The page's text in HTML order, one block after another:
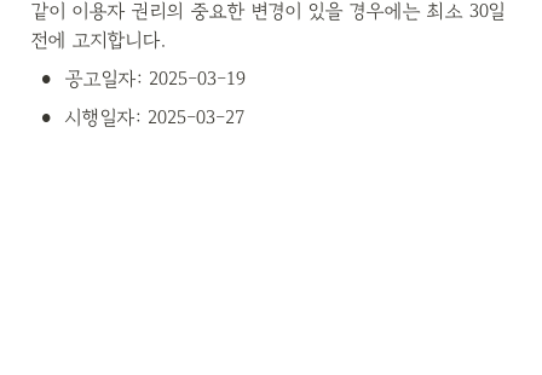
같이 이용자 권리의 중요한 변경이 있을 경우에는 최소 30일
전에 고지합니다.
• 공고일자: 2025-03-19
• 시행일자: 2025-03-27